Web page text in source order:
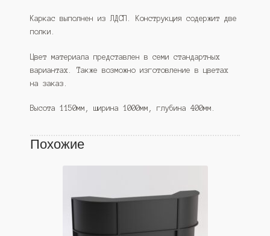
Каркас выполнен из ЛДСП. Конструкция содержит две
полки.
Цвет материала представлен в семи стандартных
вариантах. Также возможно изготовление в цветах
на заказ.
Высота 1150мм, ширина 1000мм, глубина 400мм.
Похожие